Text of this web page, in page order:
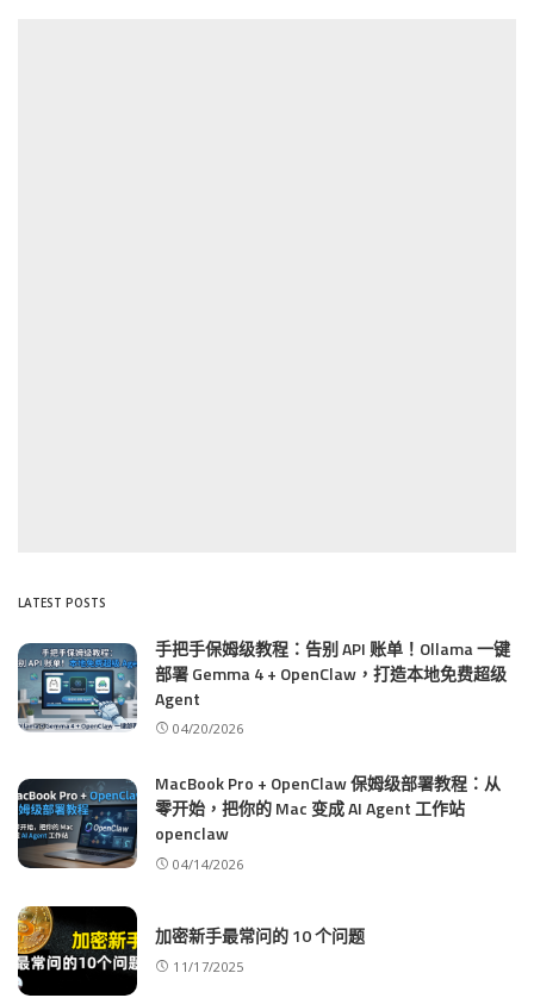
LATEST POSTS
手把手保姆级教程：告别 API 账单！Ollama 一键
部署 Gemma 4 + OpenClaw，打造本地免费超级
Agent
04/20/2026
MacBook Pro + OpenClaw 保姆级部署教程：从
零开始，把你的 Mac 变成 AI Agent 工作站
openclaw
04/14/2026
加密新手最常问的 10 个问题
11/17/2025